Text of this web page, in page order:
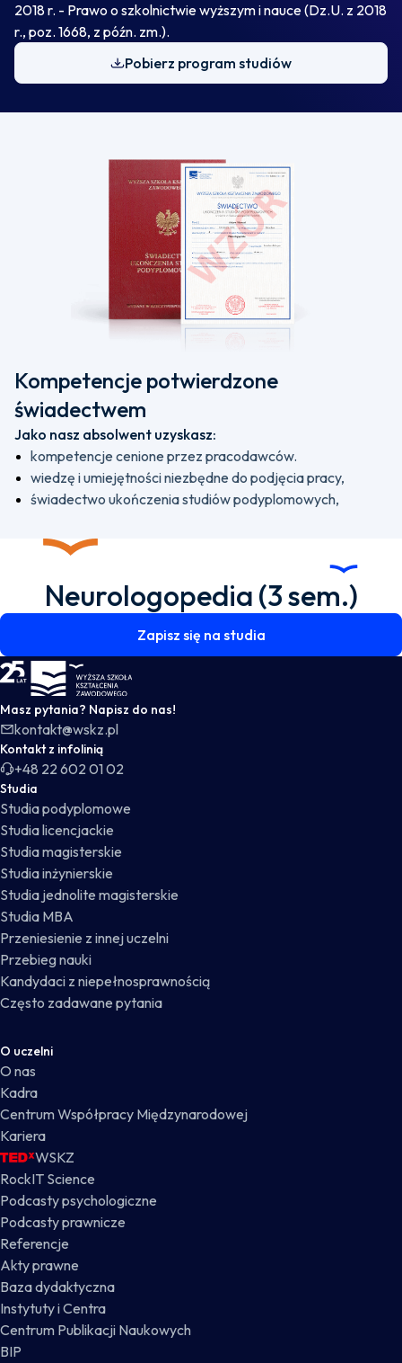
2018 r. - Prawo o szkolnictwie wyższym i nauce (Dz.U. z 2018
r., poz. 1668, z późn. zm.).
Pobierz program studiów
Kompetencje potwierdzone
świadectwem
Jako nasz absolwent uzyskasz:
kompetencje cenione przez pracodawców.
wiedzę i umiejętności niezbędne do podjęcia pracy,
świadectwo ukończenia studiów podyplomowych,
Neurologopedia (3 sem.)
Zapisz się na studia
WSKZ - strona główna
Masz pytania? Napisz do nas!
kontakt@wskz.pl
Kontakt z infolinią
+48 22 602 01 02
Studia
Studia podyplomowe
Studia licencjackie
Studia magisterskie
Studia inżynierskie
Studia jednolite magisterskie
Studia MBA
Przeniesienie z innej uczelni
Przebieg nauki
Kandydaci z niepełnosprawnością
Często zadawane pytania
O uczelni
O nas
Kadra
Centrum Współpracy Międzynarodowej
Kariera
WSKZ
RockIT Science
Podcasty psychologiczne
Podcasty prawnicze
Referencje
Akty prawne
Baza dydaktyczna
Instytuty i Centra
Centrum Publikacji Naukowych
BIP